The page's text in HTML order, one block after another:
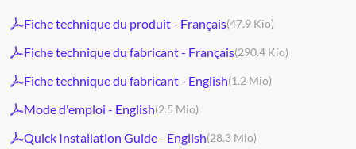
Fiche technique du produit - Français(47.9 Kio)
Fiche technique du fabricant - Français(290.4 Kio)
Fiche technique du fabricant - English(1.2 Mio)
Mode d'emploi - English(2.5 Mio)
Quick Installation Guide - English(28.3 Mio)